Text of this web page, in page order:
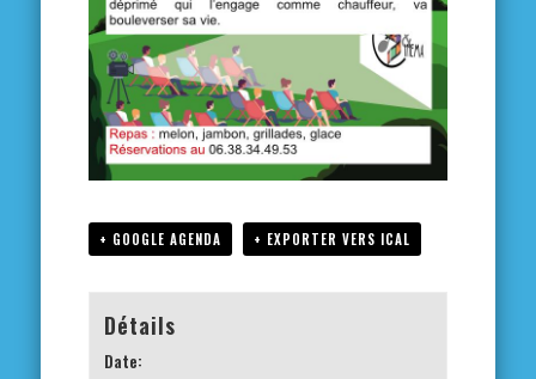
+ GOOGLE AGENDA + EXPORTER VERS ICAL
Détails
Date: